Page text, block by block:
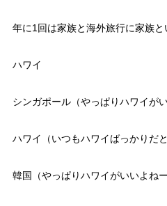
年に1回は家族と海外旅行に家族と
ハワイ
シンガポール（やっぱりハワイが
ハワイ（いつもハワイばっかりだ
韓国（やっぱりハワイがいいよねー